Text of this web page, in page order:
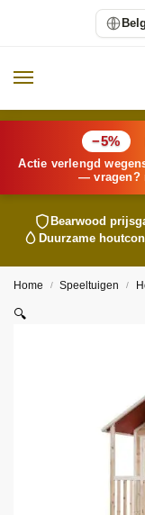
−5%
Actie verlengd
— vragen?
Bearwood
Duurzame
Home / Speeltuigen /
🔍